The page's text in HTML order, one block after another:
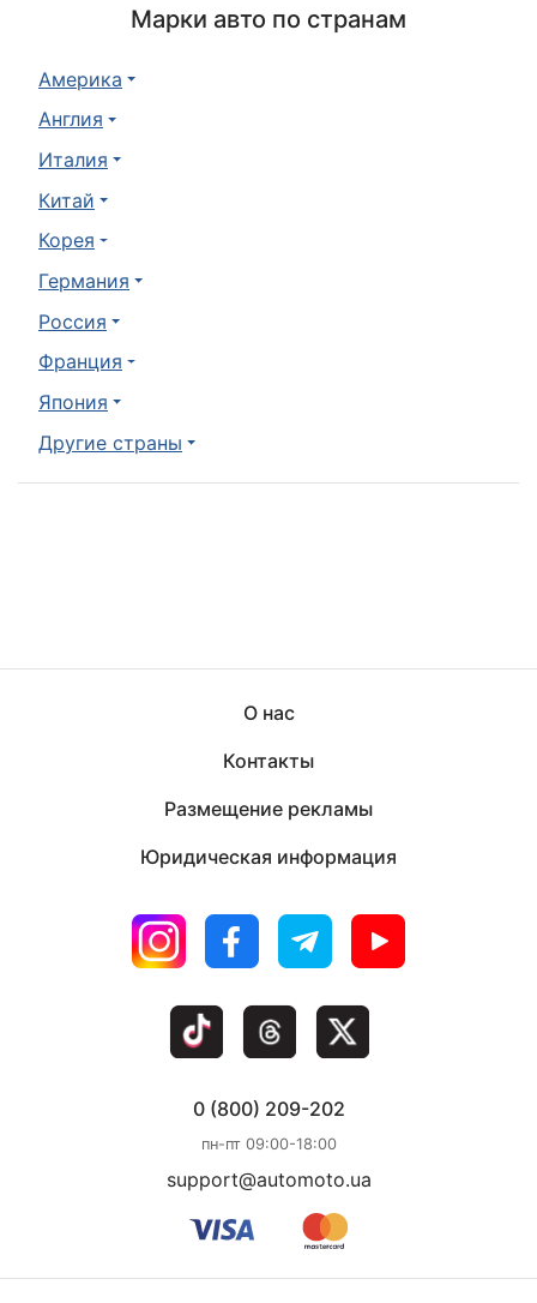
Марки авто по странам
Америка
Англия
Италия
Китай
Корея
Германия
Россия
Франция
Япония
Другие страны
О нас
Контакты
Размещение рекламы
Юридическая информация
0 (800) 209-202
пн-пт 09:00-18:00
support@automoto.ua